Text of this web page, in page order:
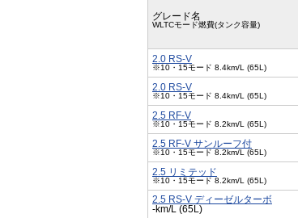
グレード名
WLTCモード燃費(タンク容量)
2.0 RS-V
※10・15モード 8.4km/L (65L)
2.0 RS-V
※10・15モード 8.4km/L (65L)
2.5 RF-V
※10・15モード 8.2km/L (65L)
2.5 RF-V サンルーフ付
※10・15モード 8.2km/L (65L)
2.5 リミテッド
※10・15モード 8.2km/L (65L)
2.5 RS-V ディーゼルターボ
-km/L (65L)